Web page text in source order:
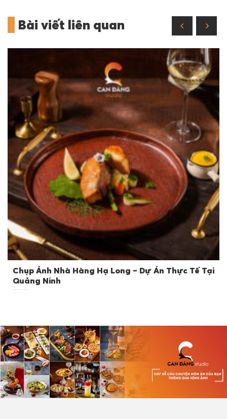
Bài viết liên quan
Chụp Ảnh Nhà Hàng Hạ Long – Dự Án Thực Tế Tại
Quảng Ninh